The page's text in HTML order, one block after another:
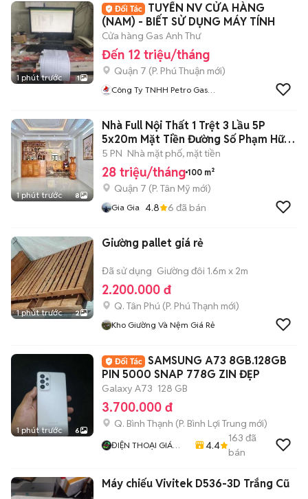
1 phút trước 1
TUYỂN NV CỬA HÀNG
(NAM) - BIẾT SỬ DỤNG MÁY TÍNH
Cửa hàng Gas Anh Thư
Đến 12 triệu/tháng
Quận 7 (P. Phú Thuận mới)
Công Ty TNHH Petro Gas
1 phút trước 8
Nhà Full Nội Thất 1 Trệt 3 Lầu 5P
5x20m Mặt Tiền Đường Số Phạm Hữu
Lầu
5 PN Nhà mặt phố, mặt tiền
28 triệu/tháng 100 m²
Quận 7 (P. Tân Mỹ mới)
Gia Gia 4.8 6 đã bán
1 phút trước 2
Giường pallet giá rẻ
Đã sử dụng Giường đôi 1.6m x 2m
2.200.000 đ
Q. Tân Phú (P. Phú Thạnh mới)
Kho Giường Và Nệm Giá Rẻ
1 phút trước 6
SAMSUNG A73 8GB.128GB
PIN 5000 SNAP 778G ZIN ĐẸP
Galaxy A73 128 GB
3.700.000 đ
Q. Bình Thạnh (P. Bình Lợi Trung mới)
ĐIỆN THOẠI GIÁ
4.4
163 đã
bán
Máy chiếu Vivitek D536-3D Trắng Cũ